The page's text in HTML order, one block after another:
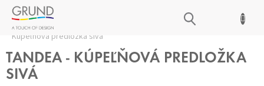
Prejsť
obsah
NÁKUPNÝ
Domov
/ Kúpeľňové predložky Všetky predložky
TANDEA -
Kúpeľňová predložka sivá
TANDEA - KÚPEĽŇOVÁ PREDLOŽKA
SIVÁ